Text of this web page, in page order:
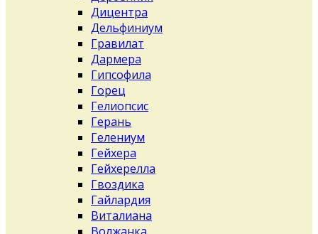
Дицентра
Дельфиниум
Гравилат
Дармера
Гипсофила
Горец
Гелиопсис
Герань
Гелениум
Гейхера
Гейхерелла
Гвоздика
Гайлардия
Виталиана